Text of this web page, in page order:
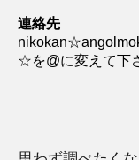
連絡先
☆を@に変えて下